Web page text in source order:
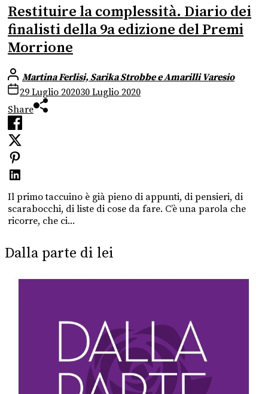
Restituire la complessità. Diario dei
finalisti della 9a edizione del Premi
Morrione
Martina Ferlisi, Sarika Strobbe e Amarilli Varesio
29 Luglio 202030 Luglio 2020
Share
Il primo taccuino è già pieno di appunti, di pensieri, di
scarabocchi, di liste di cose da fare. C’è una parola che
ricorre, che ci...
Dalla parte di lei